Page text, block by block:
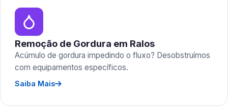
Remoção de Gordura em Ralos
Acúmulo de gordura impedindo o fluxo? Desobstruímos
com equipamentos específicos.
Saiba Mais